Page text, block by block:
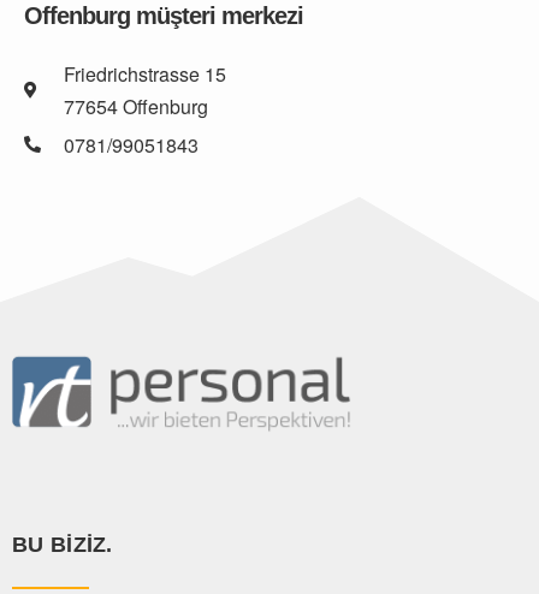
Offenburg müşteri merkezi
Friedrichstrasse 15
77654 Offenburg
0781/99051843
BU BIZIZ.